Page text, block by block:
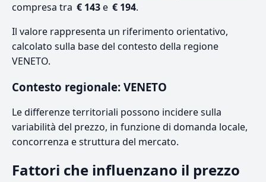
compresa tra € 143e € 194.
Il valore rappresenta un riferimento orientativo,
calcolato sulla base del contesto della regione
VENETO.
Contesto regionale: VENETO
Le differenze territoriali possono incidere sulla
variabilità del prezzo, in funzione di domanda locale,
concorrenza e struttura del mercato.
Fattori che influenzano il prezzo